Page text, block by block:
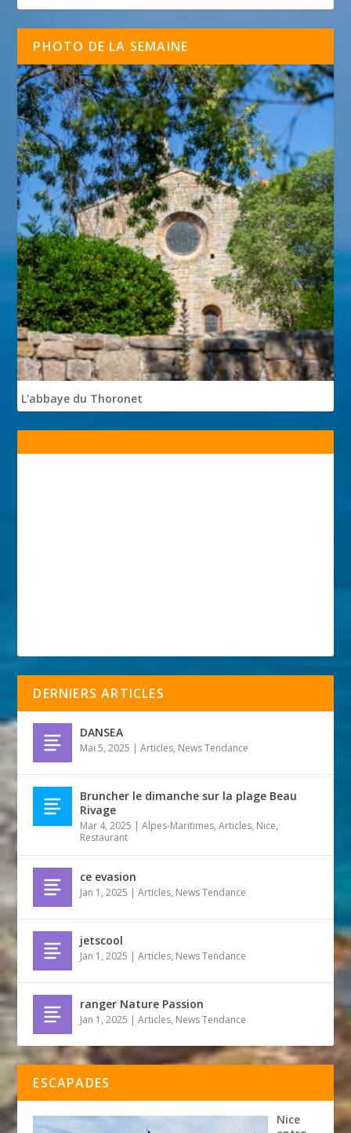
PHOTO DE LA SEMAINE
L'abbaye du Thoronet
DERNIERS ARTICLES
DANSEA
Mai 5, 2025 |Articles, News Tendance
Bruncher le dimanche sur la plage Beau
Rivage
Mar 4, 2025 |Alpes-Maritimes,Articles, Nice,
Restaurant
ce evasion
Jan 1, 2025 |Articles, News Tendance
jetscool
Jan 1, 2025 |Articles, News Tendance
ranger Nature Passion
Jan 1, 2025 |Articles, News Tendance
ESCAPADES
Nice